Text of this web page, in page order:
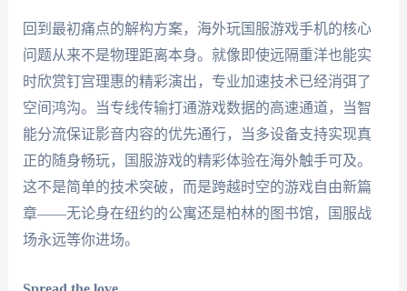
回到最初痛点的解构方案，海外玩国服游戏手机的核心
问题从来不是物理距离本身。就像即使远隔重洋也能实
时欣赏钉宫理惠的精彩演出，专业加速技术已经消弭了
空间鸿沟。当专线传输打通游戏数据的高速通道，当智
能分流保证影音内容的优先通行，当多设备支持实现真
正的随身畅玩，国服游戏的精彩体验在海外触手可及。
这不是简单的技术突破，而是跨越时空的游戏自由新篇
章——无论身在纽约的公寓还是柏林的图书馆，国服战
场永远等你进场。